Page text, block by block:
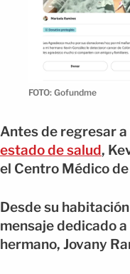
FOTO: Gofundme
Antes de regresar
estado de salud,
el Centro Médico
Desde su
mensaje dedicado
hermano, Jovany